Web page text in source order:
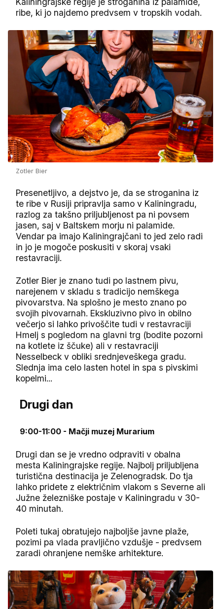
ribe, ki jo najdemo predvsem v tropskih vodah.
Zotler Bier
Presenetljivo, a dejstvo je, da se stroganina iz
te ribe v Rusiji pripravlja samo v Kaliningradu,
razlog za takšno priljubljenost pa ni povsem
jasen, saj v Baltskem morju ni palamide.
Vendar pa imajo Kaliningrajčani to jed zelo radi
in jo je mogoče poskusiti v skoraj vsaki
restavraciji.
Zotler Bier je znano tudi po lastnem pivu,
narejenem v skladu s tradicijo nemškega
pivovarstva. Na splošno je mesto znano po
svojih pivovarnah. Ekskluzivno pivo in obilno
večerjo si lahko privoščite tudi v restavraciji
Hmelj s pogledom na glavni trg (bodite pozorni
na kotlete iz ščuke) ali v restavraciji
Nesselbeck v obliki srednjeveškega gradu.
Slednja ima celo lasten hotel in spa s pivskimi
kopelmi...
Drugi dan
9:00-11:00 - Mačji muzej Murarium
Drugi dan se je vredno odpraviti v obalna
mesta Kaliningrajske regije. Najbolj priljubljena
turistična destinacija je Zelenogradsk. Do tja
lahko pridete z električnim vlakom s Severne ali
Južne železniške postaje v Kaliningradu v 30-
40 minutah.
Poleti tukaj obratujejo najboljše javne plaže,
pozimi pa vlada pravljično vzdušje - predvsem
zaradi ohranjene nemške arhitekture.